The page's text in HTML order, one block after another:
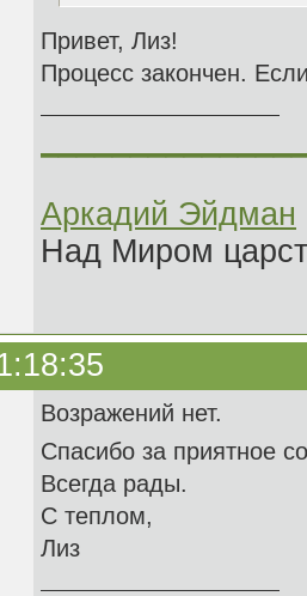
Привет, Лиз!
Процесс закончен.
Аркадий Эйдман
Над Миром
Возражений нет.
Спасибо за приятное
Всегда рады.
С теплом,
Лиз